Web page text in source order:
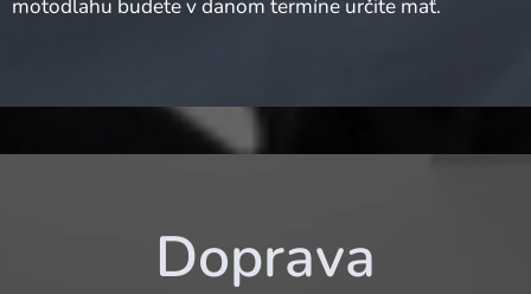
motodlahu budete v danom termíne určite mať.
Doprava